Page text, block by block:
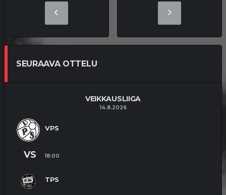
SEURAAVA OTTELU
VEIKKAUSLIIGA
14.8.2026
VPS
TPS
VS 18:00